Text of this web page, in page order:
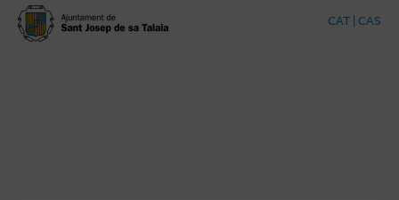
CAT| CAS